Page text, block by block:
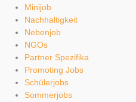
Minijob
Nachhaltigkeit
Nebenjob
NGOs
Partner Spezifika
Promoting Jobs
Schülerjobs
Sommerjobs